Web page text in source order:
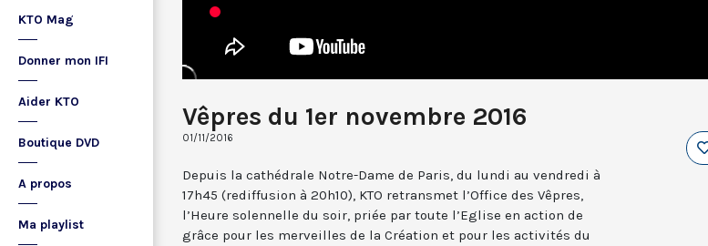
KTO Mag
Donner mon IFI
Aider KTO
Boutique DVD
A propos
Ma playlist
Vêpres du 1er novembre 2016
01/11/2016
Depuis la cathédrale Notre-Dame de Paris, du lundi au vendredi à
17h45 (rediffusion à 20h10), KTO retransmet l’Office des Vêpres,
l’Heure solennelle du soir, priée par toute l’Eglise en action de
grâce pour les merveilles de la Création et pour les activités du